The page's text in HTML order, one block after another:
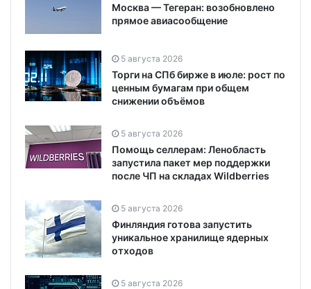
Москва — Тегеран: возобновлено
прямое авиасообщение
5 августа 2026
Торги на СПб бирже в июле: рост по
ценным бумагам при общем
снижении объёмов
5 августа 2026
Помощь селлерам: Ленобласть
запустила пакет мер поддержки
после ЧП на складах Wildberries
5 августа 2026
Финляндия готова запустить
уникальное хранилище ядерных
отходов
5 августа 2026